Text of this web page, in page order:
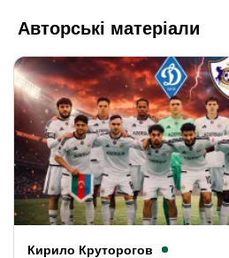
Авторські матеріали
Кирило Круторогов